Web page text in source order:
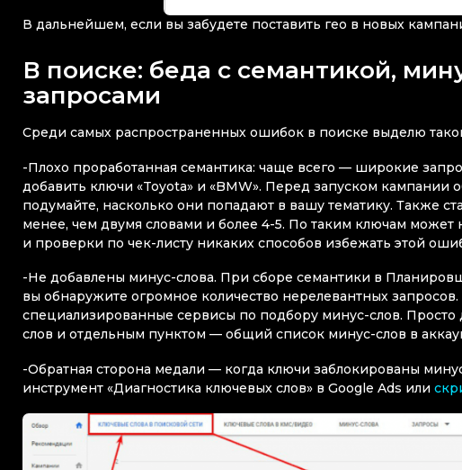
В дальнейшем, если вы забудете поставить гео в новых
В поиске: беда с семантикой,
запросами
Среди самых распространенных ошибок в поиске выделю
-Плохо проработанная семантика: чаще всего — широкие
добавить ключи «Toyota» и «BMW». Перед запуском кампании
подумайте, насколько они попадают в вашу тематику. Также
менее, чем двумя словами и более 4-5. По таким ключам
и проверки по чек-листу никаких способов избежать этой
-Не добавлены минус-слова. При сборе семантики в
вы обнаружите огромное количество нерелевантных
специализированные сервисы по подбору минус-слов. Просто
слов и отдельным пунктом — общий список минус-слов в
-Обратная сторона медали — когда ключи заблокированы
инструмент «Диагностика ключевых слов» в Google Ads или